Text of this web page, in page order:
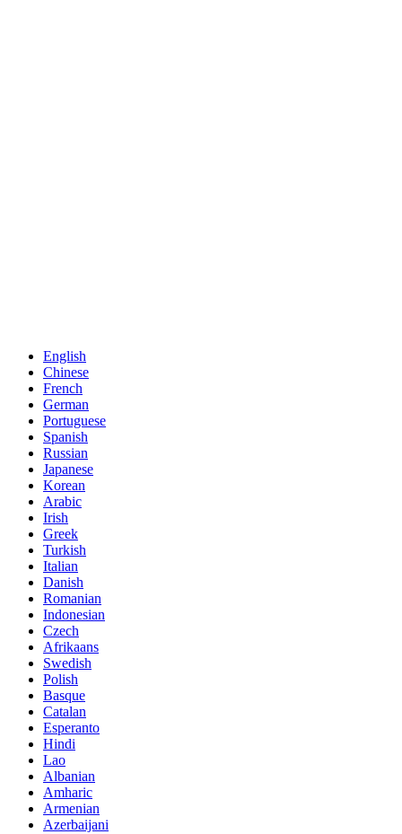
English
Chinese
French
German
Portuguese
Spanish
Russian
Japanese
Korean
Arabic
Irish
Greek
Turkish
Italian
Danish
Romanian
Indonesian
Czech
Afrikaans
Swedish
Polish
Basque
Catalan
Esperanto
Hindi
Lao
Albanian
Amharic
Armenian
Azerbaijani